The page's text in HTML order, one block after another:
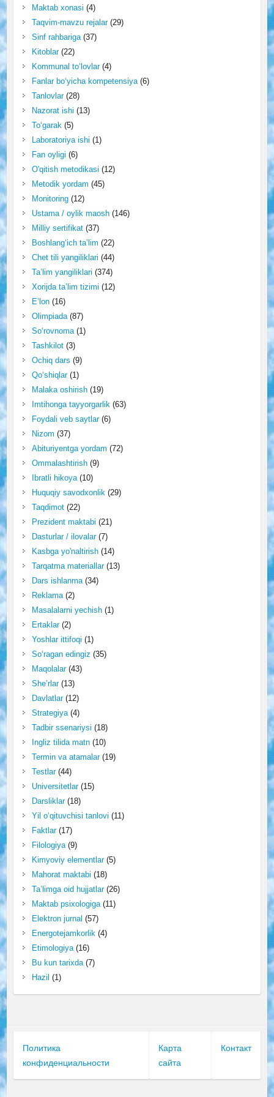
Maktab xonasi (4)
Taqvim-mavzu rejalar(29)
Sinf rahbariga(37)
Kitoblar(22)
Kommunal to‘lovlar(4)
Fanlar bo‘yicha kompetensiya(6)
Tanlovlar(28)
Nazorat ishi (13)
To‘garak(5)
Laboratoriya ishi (1)
Fan oyligi (6)
O'qitish metodikasi (12)
Metodik yordam (45)
Monitoring(12)
Ustama / oylik maosh(146)
Milliy sertifikat(37)
Boshlang‘ich ta’lim (22)
Chet tili yangiliklari (44)
Ta’lim yangiliklari (374)
Xorijda ta’lim tizimi (12)
E’lon(16)
Olimpiada(87)
So‘rovnoma(1)
Tashkilot(3)
Ochiq dars (9)
Qo‘shiqlar(1)
Malaka oshirish(19)
Imtihonga tayyorgarlik(63)
Foydali veb saytlar(6)
Nizom (37)
Abituriyentga yordam (72)
Ommalashtirish(9)
Ibratli hikoya(10)
Huquqiy savodxonlik(29)
Taqdimot(22)
Prezident maktabi (21)
Dasturlar / ilovalar(7)
Kasbga yo'naltirish(14)
Tarqatma materiallar(13)
Dars ishlanma(34)
Reklama(2)
Masalalarni yechish(1)
Ertaklar(2)
Yoshlar ittifoqi (1)
So‘ragan edingiz (35)
Maqolalar(43)
She’rlar(13)
Davlatlar(12)
Strategiya(4)
Tadbir ssenariysi (18)
Ingliz tilida matn(10)
Termin va atamalar(19)
Testlar(44)
Universitetlar(15)
Darsliklar(18)
Yil o‘qituvchisi tanlovi (11)
Faktlar(17)
Filologiya(9)
Kimyoviy elementlar(5)
Mahorat maktabi (18)
Ta’limga oid hujjatlar(26)
Maktab psixologiga(11)
Elektron jurnal (57)
Energotejamkorlik(4)
Etimologiya(16)
Bu kun tarixda(7)
Hazil (1)
Политика
конфиденциальности
Карта
сайта
Контакт